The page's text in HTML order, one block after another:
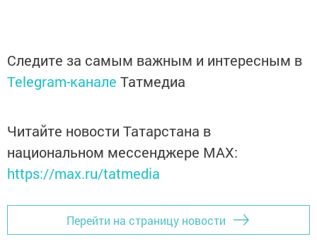
Следите за самым важным и интересным в
Telegram-канале Татмедиа
Читайте новости Татарстана в
национальном мессенджере MАХ:
https://max.ru/tatmedia
Перейти на страницу новости